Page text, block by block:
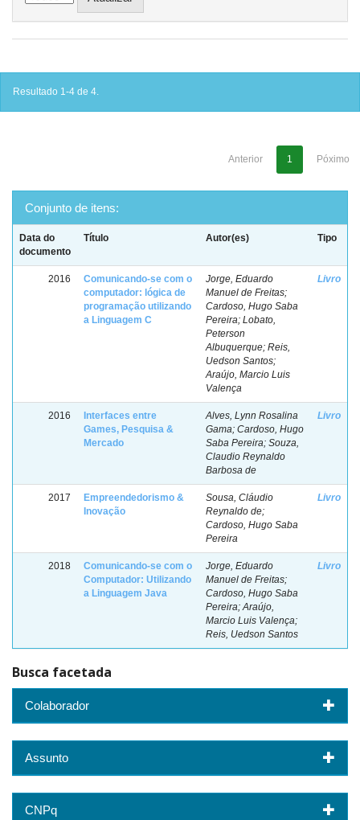
Resultado 1-4 de 4.
Anterior 1 Póximo
Conjunto de itens:
Data do
documento
Título Autor(es) Tipo
2016
Comunicando-se com o
computador: lógica de
programação utilizando
a Linguagem C
Jorge, Eduardo
Manuel de Freitas;
Cardoso, Hugo Saba
Pereira; Lobato,
Peterson
Albuquerque; Reis,
Uedson Santos;
Araújo, Marcio Luis
Valença
Livro
2016
Interfaces entre
Games, Pesquisa &
Mercado
Alves, Lynn Rosalina
Gama; Cardoso, Hugo
Saba Pereira; Souza,
Claudio Reynaldo
Barbosa de
Livro
2017
Empreendedorismo &
Inovação
Sousa, Cláudio
Reynaldo de;
Cardoso, Hugo Saba
Pereira
Livro
2018
Comunicando-se com o
Computador: Utilizando
a Linguagem Java
Jorge, Eduardo
Manuel de Freitas;
Cardoso, Hugo Saba
Pereira; Araújo,
Marcio Luis Valença;
Reis, Uedson Santos
Livro
Busca facetada
Colaborador
Assunto
CNPq